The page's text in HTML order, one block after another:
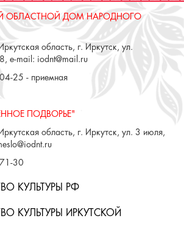
ОБЛАСТНОЙ ДОМ НАРОДНОГО
область, г. Иркутск, ул.
e-mail: iodnt@mail.ru
25 - приемная
ПОДВОРЬЕ"
область, г. Иркутск, ул. 3 июля,
30
КУЛЬТУРЫ РФ
КУЛЬТУРЫ ИРКУТСКОЙ